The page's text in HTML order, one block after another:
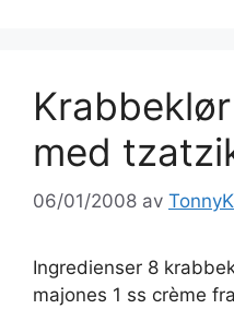
med
06/01/2008 av TonnyK
Ingredienser 8
majones 1 ss crème